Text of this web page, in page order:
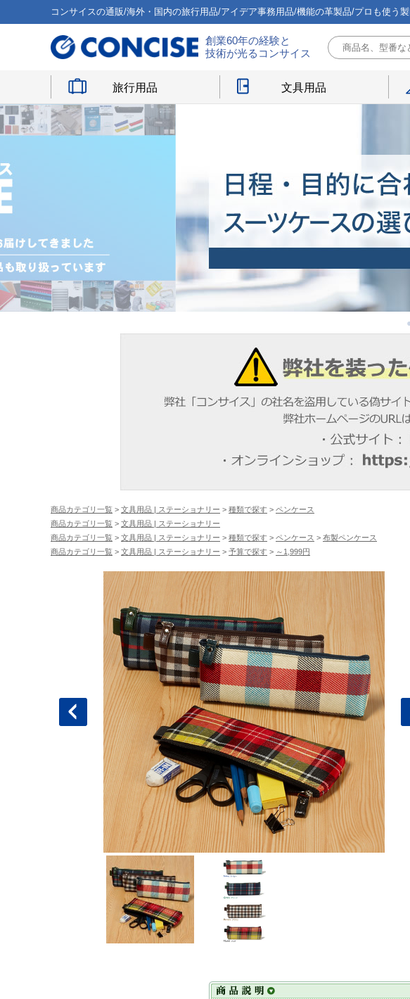
コンサイスの通販/海外・国内の旅行用品/アイデア事務用品/機能の革製品/プロも使う
創業60年の経験と
技術が光るコンサイス
旅行用品 文具用品
商品カテゴリ一覧 > 文具用品 | ステーショナリー > 種類で探す > ペンケース
商品カテゴリ一覧 > 文具用品 | ステーショナリー
商品カテゴリ一覧 > 文具用品 | ステーショナリー > 種類で探す > ペンケース > 布製ペンケース
商品カテゴリ一覧 > 文具用品 | ステーショナリー > 予算で探す > ～1,999円